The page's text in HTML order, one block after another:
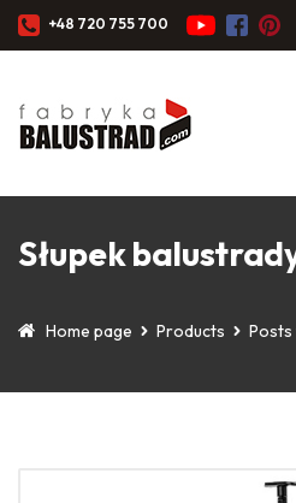
+48 720 755 700
Słupek
Home page Products